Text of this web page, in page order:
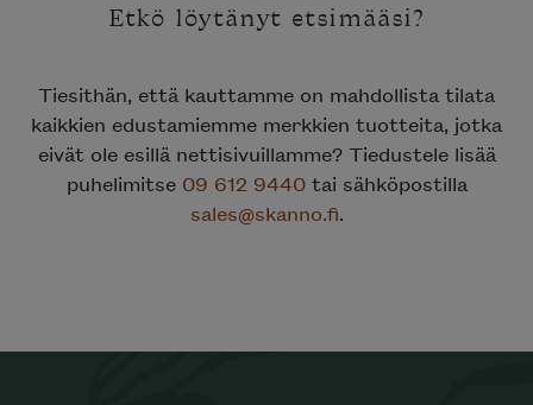
Etkö löytänyt etsimääsi?
Tiesithän, että kauttamme on mahdollista tilata
kaikkien edustamiemme merkkien tuotteita, jotka
eivät ole esillä nettisivuillamme? Tiedustele lisää
puhelimitse 09 612 9440tai sähköpostilla
sales@skanno.fi.